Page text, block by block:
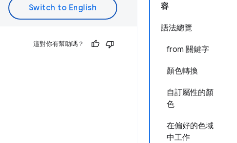
容
語法總覽
from 關鍵字
顏色轉換
自訂屬性的顏
色
在偏好的色域
中工作
這對你有幫助嗎？